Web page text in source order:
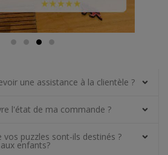
une assistance à la clientèle ?
l'état de ma commande ?
vos puzzles sont-ils destinés ?
enfants?